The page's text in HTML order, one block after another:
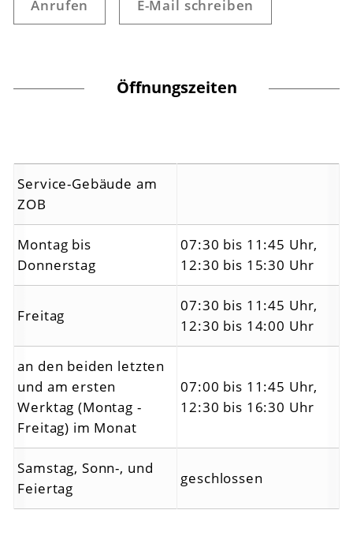
Anrufen E-Mail schreiben
Öffnungszeiten
Service-Gebäude am
ZOB
Montag bis
Donnerstag
07:30 bis 11:45 Uhr,
12:30 bis 15:30 Uhr
Freitag
07:30 bis 11:45 Uhr,
12:30 bis 14:00 Uhr
an den beiden letzten
und am ersten
Werktag (Montag -
Freitag) im Monat
07:00 bis 11:45 Uhr,
12:30 bis 16:30 Uhr
Samstag, Sonn-, und
Feiertag
geschlossen